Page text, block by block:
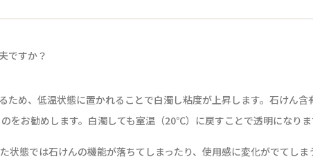
ですか？
ため、低温状態に置かれることで白濁し粘度が上昇します。石けん
お勧めします。白濁しても室温（20℃）に戻すことで透明になりま
状態では石けんの機能が落ちてしまったり、使用感に変化がでてし